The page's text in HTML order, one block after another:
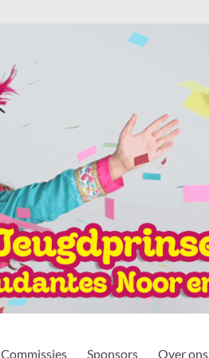
Commissies Sponsors Over ons